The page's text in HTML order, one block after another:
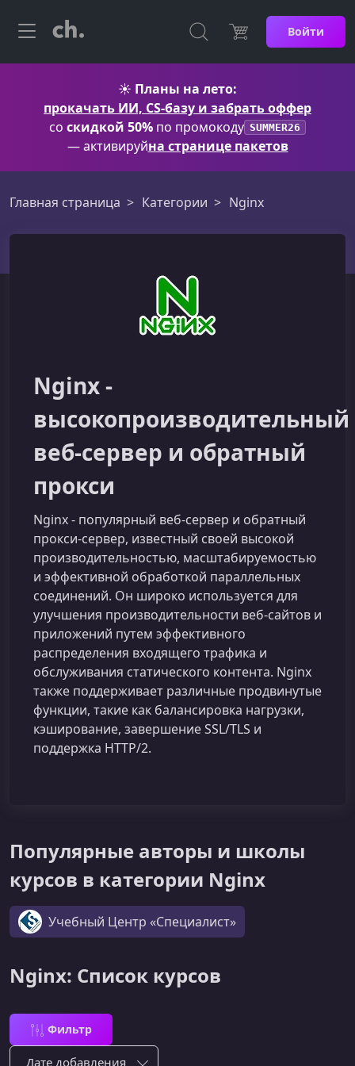
Войти
☀️ Планы на лето:
прокачать ИИ, CS-базу и забрать оффер
со скидкой 50% по промокоду SUMMER26
— активируйна странице пакетов
Главная страница Категории Nginx
Nginx -
высокопроизводительный
веб-сервер и обратный
прокси
Nginx - популярный веб-сервер и обратный
прокси-сервер, известный своей высокой
производительностью, масштабируемостью
и эффективной обработкой параллельных
соединений. Он широко используется для
улучшения производительности веб-сайтов и
приложений путем эффективного
распределения входящего трафика и
обслуживания статического контента. Nginx
также поддерживает различные продвинутые
функции, такие как балансировка нагрузки,
кэширование, завершение SSL/TLS и
поддержка HTTP/2.
Популярные авторы и школы
курсов в категории Nginx
Учебный Центр «Специалист»
Nginx: Список курсов
Фильтр
Сортировка по: